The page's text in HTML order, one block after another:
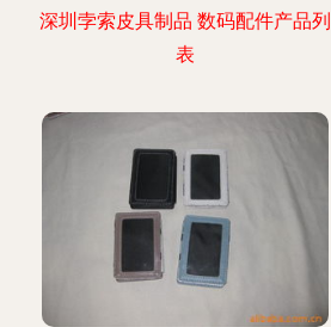
深圳孛索皮具制品 数码配件产品列
表